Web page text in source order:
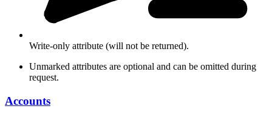
Write-only attribute (will not be returned).
Unmarked attributes are optional and can be omitted during
request.
Accounts